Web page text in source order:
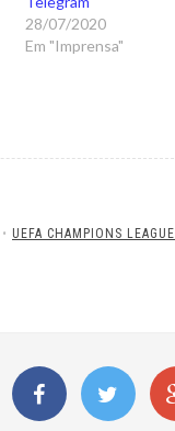
28/07/2020
Em "Imprensa"
• UEFA CHAMPIONS LEAGUE